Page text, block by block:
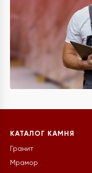
КАТАЛОГ КАМНЯ
Гранит
Мрамор